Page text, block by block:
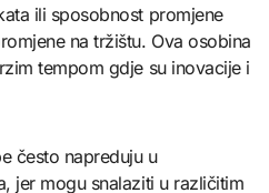
ili sposobnost promjene
na tržištu. Ova osobina
tempom gdje su inovacije i
često napreduju u
jer mogu snalaziti u različitim